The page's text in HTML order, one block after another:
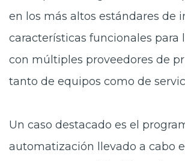
en los más altos estándares de
características funcionales para
con múltiples proveedores de
tanto de equipos como de
Un caso destacado es el
automatización llevado a cabo